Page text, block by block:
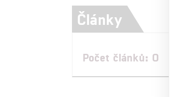
Články
Počet článků: 0